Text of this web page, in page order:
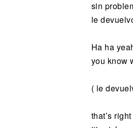
sin
le
Ha ha
you know
( le
that’s right